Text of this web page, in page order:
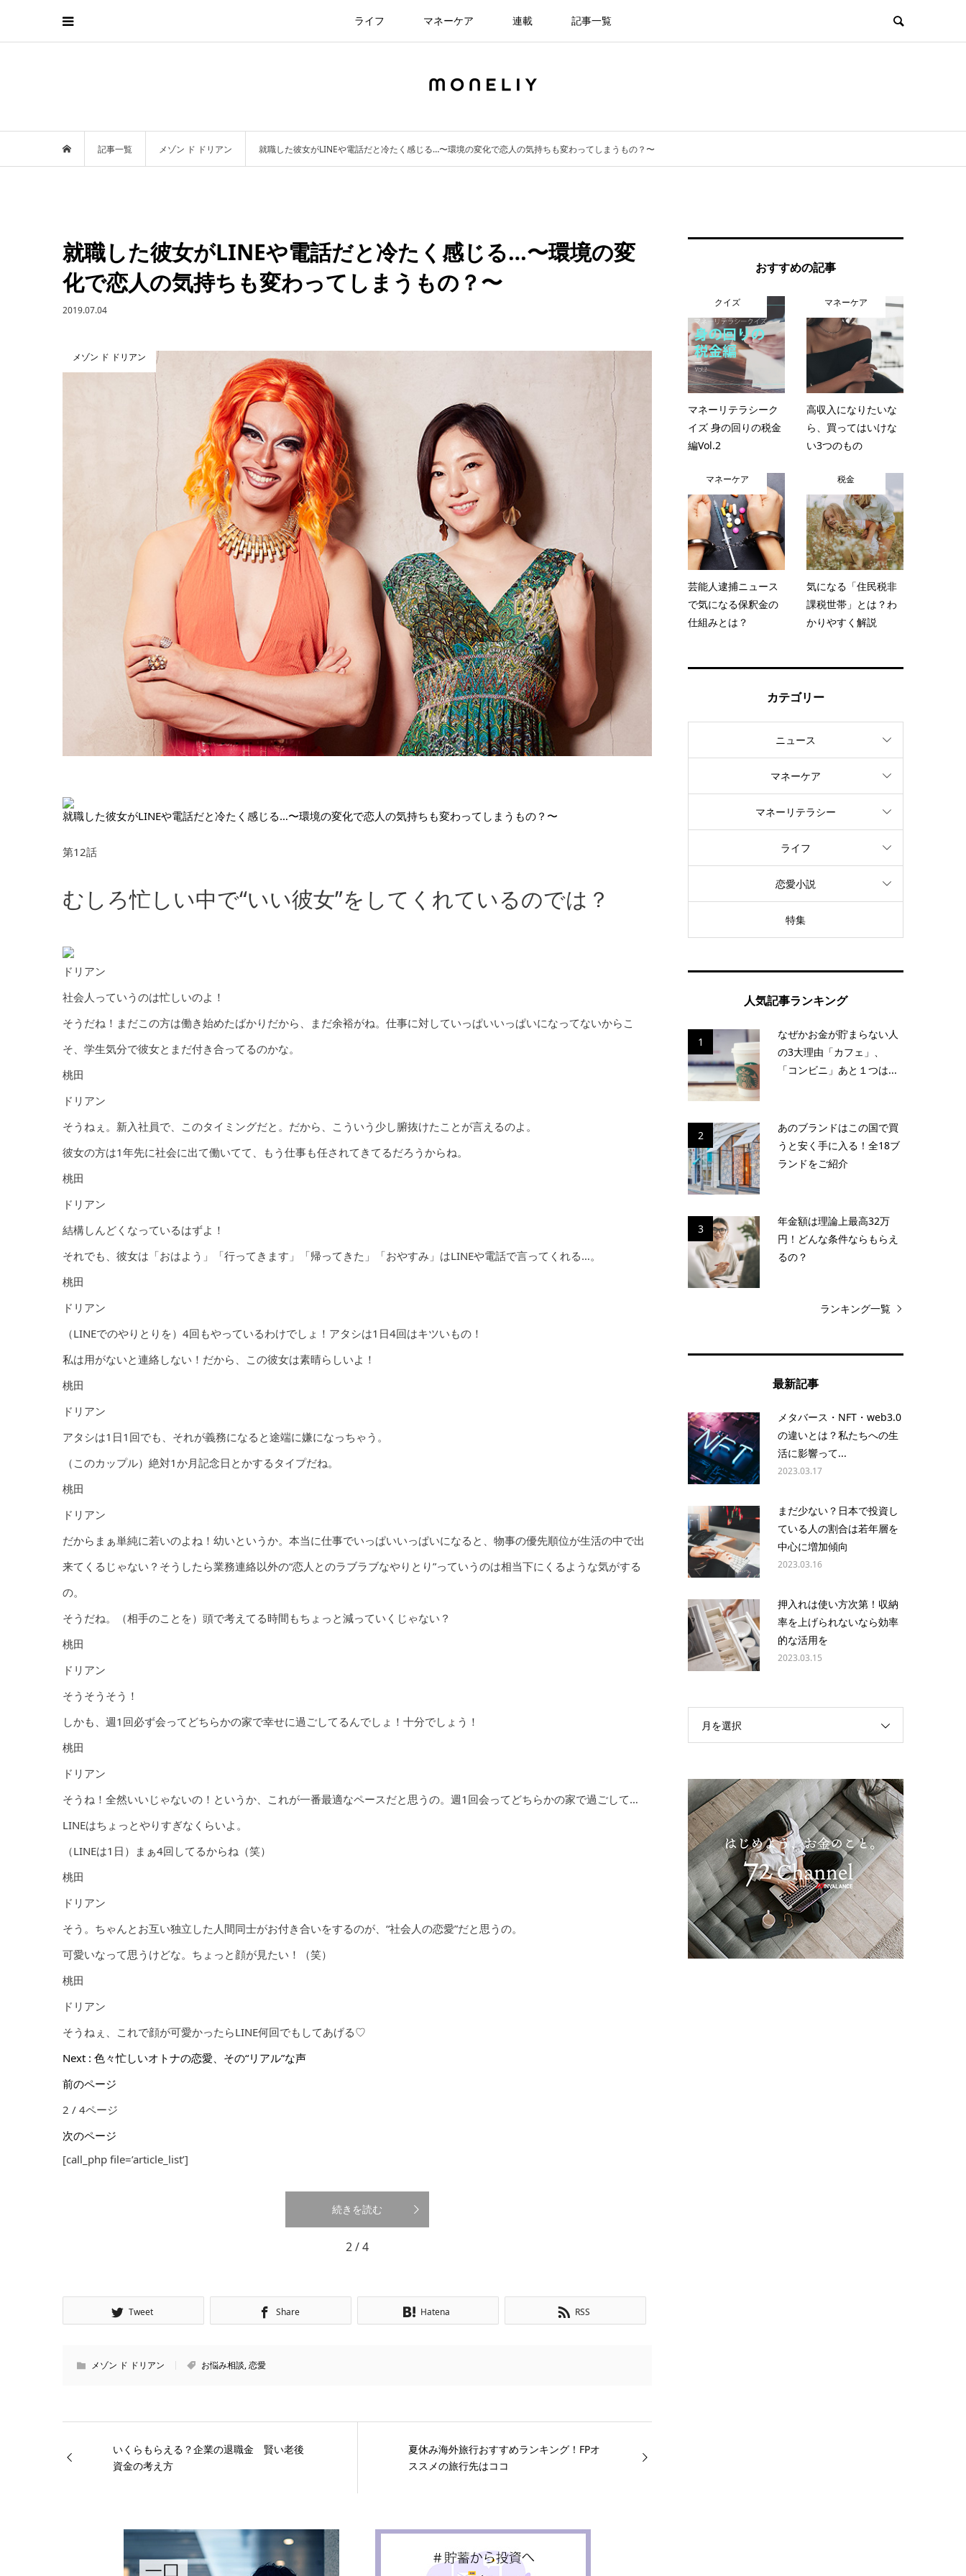
ライフ マネーケア 連載 記事一覧
記事一覧 メゾン ド ドリアン 就職した彼女がLINEや電話だと冷たく感じる…〜環境の変化で恋人の気持ちも変わってしまうもの？〜
就職した彼女がLINEや電話だと冷たく感じる…〜環境の変
化で恋人の気持ちも変わってしまうもの？〜
2019.07.04
メゾン ド ドリアン
就職した彼女がLINEや電話だと冷たく感じる…〜環境の変化で恋人の気持ちも変わってしまうもの？〜
第12話
むしろ忙しい中で“いい彼女”をしてくれているのでは？
ドリアン
社会人っていうのは忙しいのよ！
そうだね！まだこの方は働き始めたばかりだから、まだ余裕がね。仕事に対していっぱいいっぱいになってないからこ
そ、学生気分で彼女とまだ付き合ってるのかな。
桃田
ドリアン
そうねぇ。新入社員で、このタイミングだと。だから、こういう少し腑抜けたことが言えるのよ。
彼女の方は1年先に社会に出て働いてて、もう仕事も任されてきてるだろうからね。
桃田
ドリアン
結構しんどくなっているはずよ！
それでも、彼女は「おはよう」「行ってきます」「帰ってきた」「おやすみ」はLINEや電話で言ってくれる…。
桃田
ドリアン
（LINEでのやりとりを）4回もやっているわけでしょ！アタシは1日4回はキツいもの！
私は用がないと連絡しない！だから、この彼女は素晴らしいよ！
桃田
ドリアン
アタシは1日1回でも、それが義務になると途端に嫌になっちゃう。
（このカップル）絶対1か月記念日とかするタイプだね。
桃田
ドリアン
だからまぁ単純に若いのよね！幼いというか。本当に仕事でいっぱいいっぱいになると、物事の優先順位が生活の中で出
来てくるじゃない？そうしたら業務連絡以外の“恋人とのラブラブなやりとり”っていうのは相当下にくるような気がする
の。
そうだね。（相手のことを）頭で考えてる時間もちょっと減っていくじゃない？
桃田
ドリアン
そうそうそう！
しかも、週1回必ず会ってどちらかの家で幸せに過ごしてるんでしょ！十分でしょう！
桃田
ドリアン
そうね！全然いいじゃないの！というか、これが一番最適なペースだと思うの。週1回会ってどちらかの家で過ごして…
LINEはちょっとやりすぎなくらいよ。
（LINEは1日）まぁ4回してるからね（笑）
桃田
ドリアン
そう。ちゃんとお互い独立した人間同士がお付き合いをするのが、“社会人の恋愛”だと思うの。
可愛いなって思うけどな。ちょっと顔が見たい！（笑）
桃田
ドリアン
そうねぇ、これで顔が可愛かったらLINE何回でもしてあげる♡
Next : 色々忙しいオトナの恋愛、その“リアル”な声
前のページ
2 / 4ページ
次のページ
[call_php file=’article_list’]
続きを読む
2 / 4
Tweet Share Hatena RSS
メゾン ド ドリアン お悩み相談,恋愛
いくらもらえる？企業の退職金 賢い老後
資金の考え方
夏休み海外旅行おすすめランキング！FPオ
ススメの旅行先はココ
おすすめの記事
クイズ
マネーリテラシーク
イズ 身の回りの税金
編Vol.2
マネーケア
高収入になりたいな
ら、買ってはいけな
い3つのもの
マネーケア
芸能人逮捕ニュース
で気になる保釈金の
仕組みとは？
税金
気になる「住民税非
課税世帯」とは？わ
かりやすく解説
カテゴリー
ニュース
マネーケア
マネーリテラシー
ライフ
恋愛小説
特集
人気記事ランキング
1
なぜかお金が貯まらない人
の3大理由「カフェ」、
「コンビニ」あと１つは...
2
あのブランドはこの国で買
うと安く手に入る！全18ブ
ランドをご紹介
3
年金額は理論上最高32万
円！どんな条件ならもらえ
るの？
ランキング一覧
最新記事
メタバース・NFT・web3.0
の違いとは？私たちへの生
活に影響って...
2023.03.17
まだ少ない？日本で投資し
ている人の割合は若年層を
中心に増加傾向
2023.03.16
押入れは使い方次第！収納
率を上げられないなら効率
的な活用を
2023.03.15
月を選択